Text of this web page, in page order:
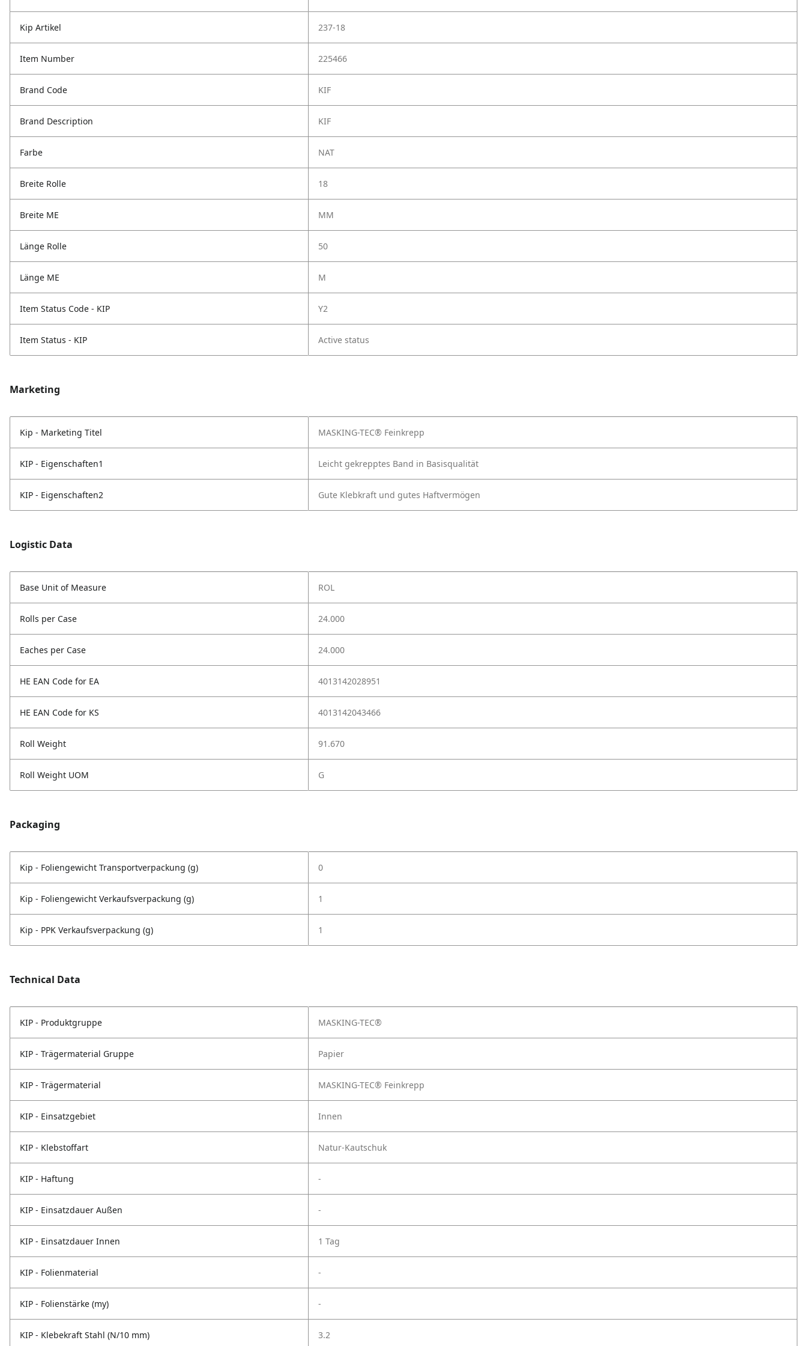
Kip Artikel 237-18
Item Number 225466
Brand Code KIF
Brand Description KIF
Farbe NAT
Breite Rolle 18
Breite ME MM
Länge Rolle 50
Länge ME M
Item Status Code - KIP Y2
Item Status - KIP Active status
Marketing
Kip - Marketing Titel MASKING-TEC® Feinkrepp
KIP - Eigenschaften1 Leicht gekrepptes Band in Basisqualität
KIP - Eigenschaften2 Gute Klebkraft und gutes Haftvermögen
Logistic Data
Base Unit of Measure ROL
Rolls per Case 24.000
Eaches per Case 24.000
HE EAN Code for EA 4013142028951
HE EAN Code for KS 4013142043466
Roll Weight 91.670
Roll Weight UOM G
Packaging
Kip - Foliengewicht Transportverpackung (g) 0
Kip - Foliengewicht Verkaufsverpackung (g) 1
Kip - PPK Verkaufsverpackung (g) 1
Technical Data
KIP - Produktgruppe MASKING-TEC®
KIP - Trägermaterial Gruppe Papier
KIP - Trägermaterial MASKING-TEC® Feinkrepp
KIP - Einsatzgebiet Innen
KIP - Klebstoffart Natur-Kautschuk
KIP - Haftung -
KIP - Einsatzdauer Außen -
KIP - Einsatzdauer Innen 1 Tag
KIP - Folienmaterial -
KIP - Folienstärke (my) -
KIP - Klebekraft Stahl (N/10 mm) 3.2